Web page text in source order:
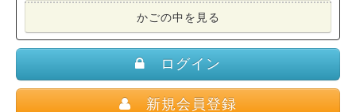
かごの中を見る
ログイン
新規会員登録